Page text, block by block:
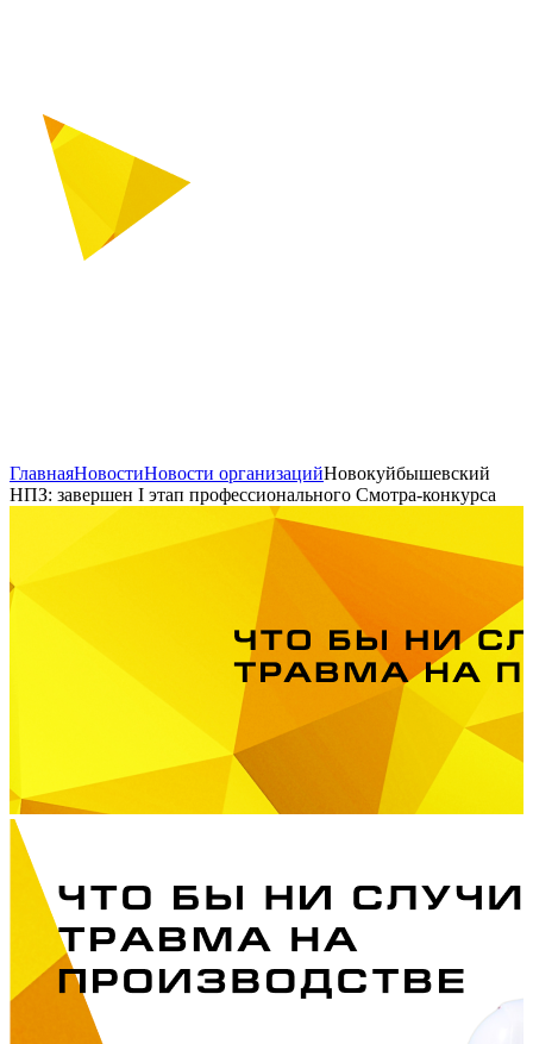
ГлавнаяНовостиНовости организацийНовокуйбышевский
НПЗ: завершен I этап профессионального Смотра-конкурса